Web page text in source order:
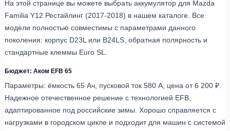
На этой странице вы можете выбрать аккумулятор для Mazda
Familia Y12 Рестайлинг (2017-2018) в нашем каталоге. Все
модели полностью совместимы с параметрами данного
поколения: корпус D23L или B24LS, обратная полярность и
стандартные клеммы Euro SL.
Бюджет: Аком EFB 65
Параметры: ёмкость 65 Ач, пусковой ток 580 А, цена от 6 200 ₽.
Надежное отечественное решение с технологией EFB,
адаптированное под российские зимы. Хорошо справляется с
нагрузками в городском цикле и подходит для машин с системой